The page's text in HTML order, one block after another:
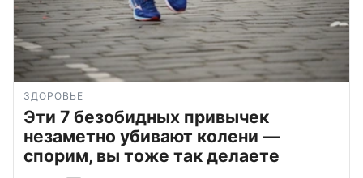
ЗДОРОВЬЕ
Эти 7 безобидных привычек
незаметно убивают колени —
спорим, вы тоже так делаете